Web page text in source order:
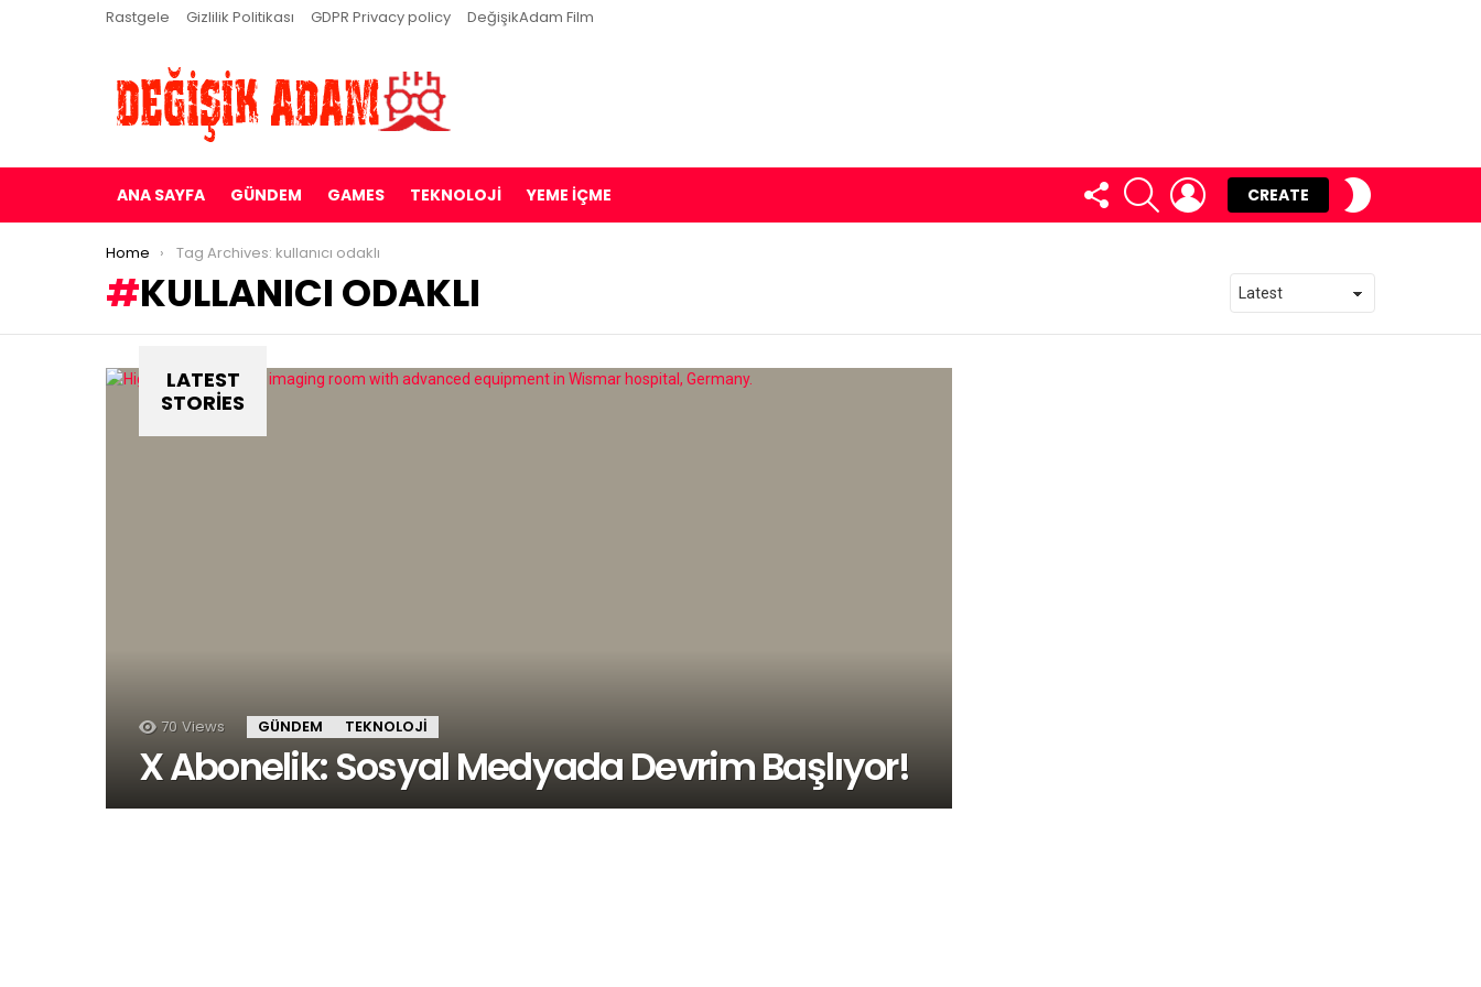
Rastgele Gizlilik Politikası GDPR Privacy policy DeğişikAdam Film
ANA SAYFA GÜNDEM GAMES TEKNOLOJI YEME İÇME
FOLLOW
US
SEARCH LOGIN
CREATE
You are here:
Home Tag Archives: kullanıcı odaklı
KULLANICI ODAKLI
LATEST
STORIES
70 Views GÜNDEM TEKNOLOJI
X Abonelik: Sosyal Medyada Devrim Başlıyor!